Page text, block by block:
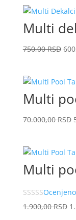
Multi
750,00RSD
Multi
70.000,00RSD
Multi
1.900,00RSD